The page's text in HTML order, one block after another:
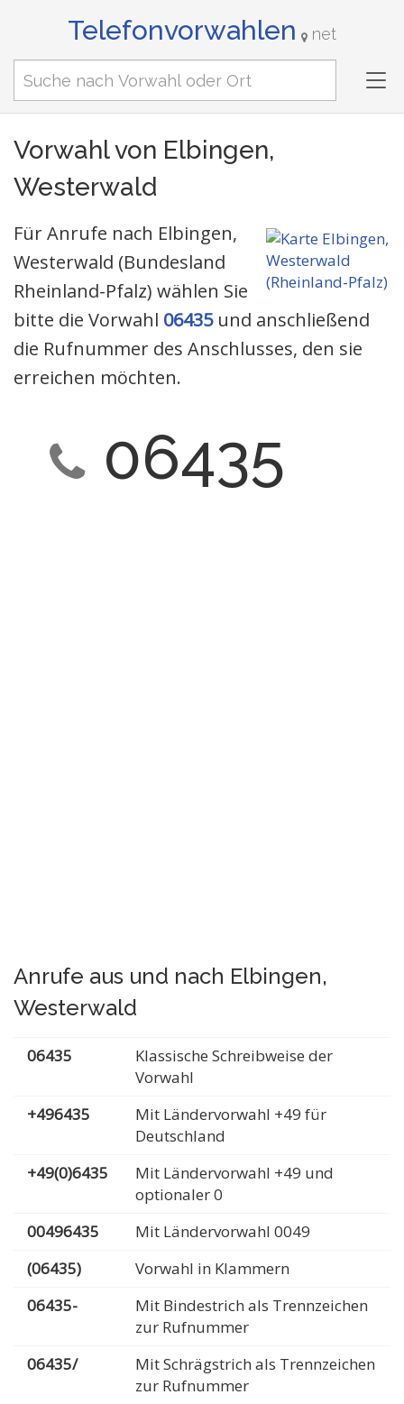
Telefonvorwahlen net
Vorwahl von Elbingen,
Westerwald
Für Anrufe nach Elbingen,
Westerwald (Bundesland
Rheinland-Pfalz) wählen Sie
bitte die Vorwahl 06435und anschließend
die Rufnummer des Anschlusses, den sie
erreichen möchten.
06435
Anrufe aus und nach Elbingen,
Westerwald
06435
Klassische Schreibweise der
Vorwahl
+496435
Mit Ländervorwahl +49 für
Deutschland
+49(0)6435
Mit Ländervorwahl +49 und
optionaler 0
00496435
Mit Ländervorwahl 0049
(06435)
Vorwahl in Klammern
06435-
Mit Bindestrich als Trennzeichen
zur Rufnummer
06435/
Mit Schrägstrich als Trennzeichen
zur Rufnummer